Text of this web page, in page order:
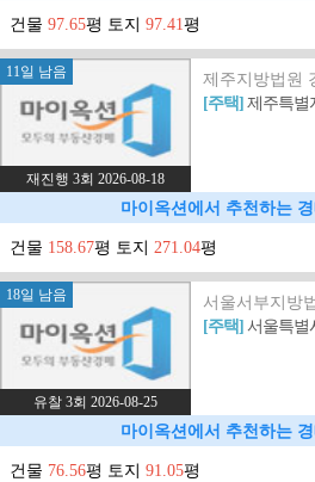
건물 97.65평 토지 97.41평
11일 남음
재진행 3회 2026-08-18
제주지방법원
[주택]제주특별
마이옥션에서 추천하는
건물 158.67평 토지 271.04평
18일 남음
유찰 3회 2026-08-25
서울서부지방
[주택]서울특별
마이옥션에서 추천하는
건물 76.56평 토지 91.05평